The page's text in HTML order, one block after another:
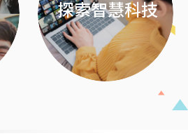
探索智慧科技